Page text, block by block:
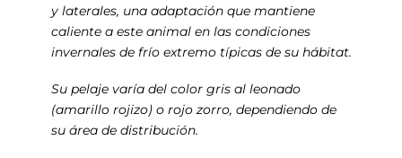
y laterales, una adaptación que mantiene
caliente a este animal en las condiciones
invernales de frío extremo típicas de su hábitat.
Su pelaje varía del color gris al leonado
(amarillo rojizo) o rojo zorro, dependiendo de
su área de distribución.